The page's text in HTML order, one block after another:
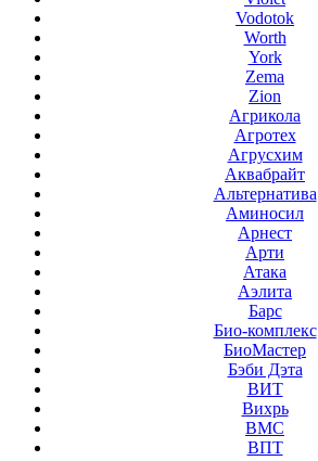
Vodotok
Worth
York
Zema
Zion
Агрикола
Агротех
Агрусхим
Аквабрайт
Альтернатива
Аминосил
Арнест
Арти
Атака
Аэлита
Барс
Био-комплекс
БиоМастер
Бэби Дэта
ВИТ
Вихрь
ВМС
ВПТ